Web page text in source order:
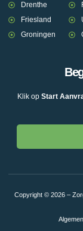
Drenthe
Friesland
Groningen
Klik op Start
Copyright © 2026 –